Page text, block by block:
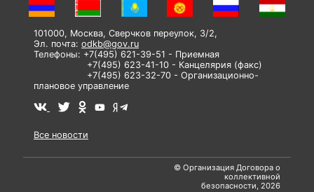
101000, Москва, Сверчков переулок, 3/2,
Эл. почта: odkb@gov.ru
Телефоны: +7(495) 621-39-51 - Приемная
+7(495) 623-41-10 - Канцелярия (факс)
+7(495) 623-32-70 - Организационно-
плановое управление
Все новости
© Организация Договора о
коллективной
безопасности, 2026